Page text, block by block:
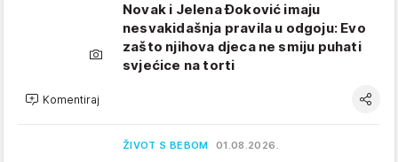
Novak i Jelena Đoković imaju
nesvakidašnja pravila u odgoju: Evo
zašto njihova djeca ne smiju puhati
svjećice na torti
Komentiraj
ŽIVOT S BEBOM 01.08.2026.